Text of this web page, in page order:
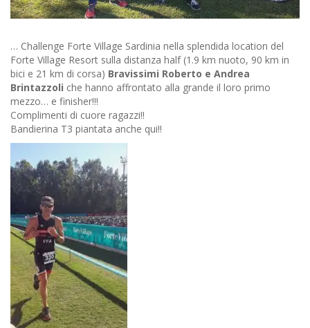
… Challenge Forte Village Sardinia nella splendida location del
Forte Village Resort sulla distanza half (1.9 km nuoto, 90 km in
bici e 21 km di corsa) Bravissimi Roberto e Andrea
Brintazzoli che hanno affrontato alla grande il loro primo
mezzo… e finisher!!!
Complimenti di cuore ragazzi!!
Bandierina T3 piantata anche qui!!